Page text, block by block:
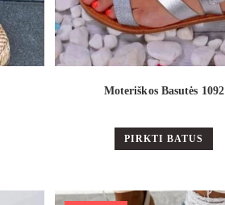
Moteriškos Basutės 1092
PIRKTI BATUS